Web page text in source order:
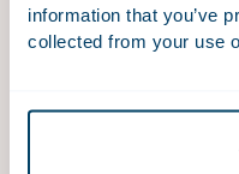
information that you’ve
collected from your use
Crisis- en